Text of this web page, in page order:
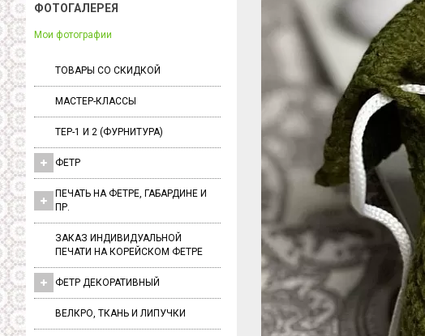
ФОТОГАЛЕРЕЯ
Мои фотографии
ТОВАРЫ СО СКИДКОЙ
МАСТЕР-КЛАССЫ
ТЕР-1 И 2 (ФУРНИТУРА)
ФЕТР
ПЕЧАТЬ НА ФЕТРЕ, ГАБАРДИНЕ И
ПР.
ЗАКАЗ ИНДИВИДУАЛЬНОЙ
ПЕЧАТИ НА КОРЕЙСКОМ ФЕТРЕ
ФЕТР ДЕКОРАТИВНЫЙ
ВЕЛКРО, ТКАНЬ И ЛИПУЧКИ